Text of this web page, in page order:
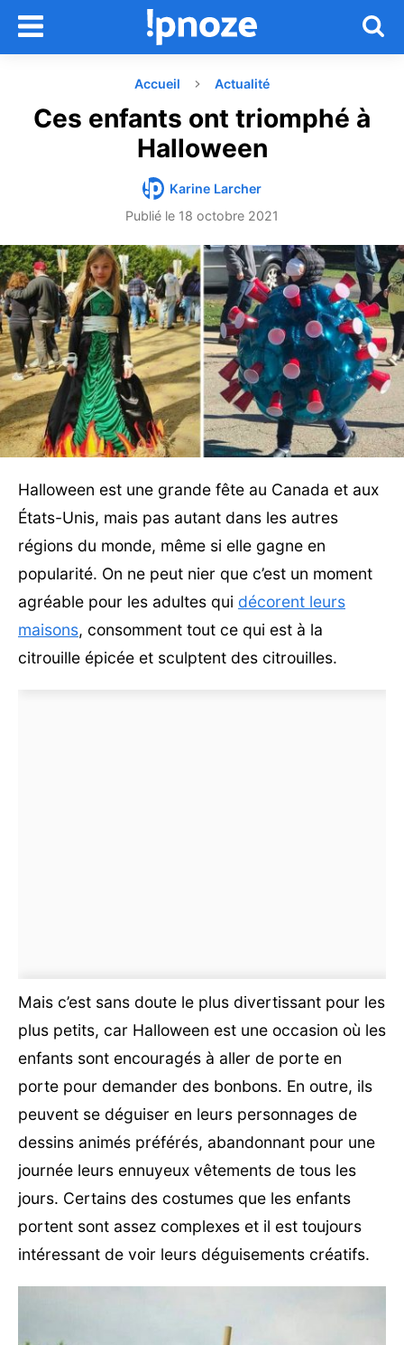
Accueil Actualité
Ces enfants ont triomphé à
Halloween
Karine Larcher
Publié le 18 octobre 2021
Halloween est une grande fête au Canada et aux
États-Unis, mais pas autant dans les autres
régions du monde, même si elle gagne en
popularité. On ne peut nier que c’est un moment
agréable pour les adultes qui décorent leurs
maisons, consomment tout ce qui est à la
citrouille épicée et sculptent des citrouilles.
Mais c’est sans doute le plus divertissant pour les
plus petits, car Halloween est une occasion où les
enfants sont encouragés à aller de porte en
porte pour demander des bonbons. En outre, ils
peuvent se déguiser en leurs personnages de
dessins animés préférés, abandonnant pour une
journée leurs ennuyeux vêtements de tous les
jours. Certains des costumes que les enfants
portent sont assez complexes et il est toujours
intéressant de voir leurs déguisements créatifs.